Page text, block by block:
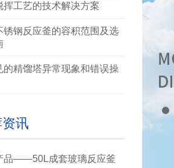
挥工艺的技术解决方案
锈钢反应釜的容积范围及选
的精馏塔异常现象和错误操
讯
品——50L成套玻璃反应釜